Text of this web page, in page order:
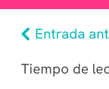
Entrada
Tiempo de